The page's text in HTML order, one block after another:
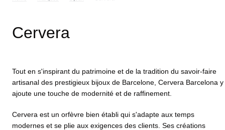
Cervera
Tout en s'inspirant du patrimoine et de la tradition du savoir-faire
artisanal des prestigieux bijoux de Barcelone, Cervera Barcelona y
ajoute une touche de modernité et de raffinement.
Cervera est un orfèvre bien établi qui s'adapte aux temps
modernes et se plie aux exigences des clients. Ses créations